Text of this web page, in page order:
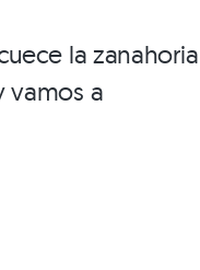
la zanahoria
vamos a